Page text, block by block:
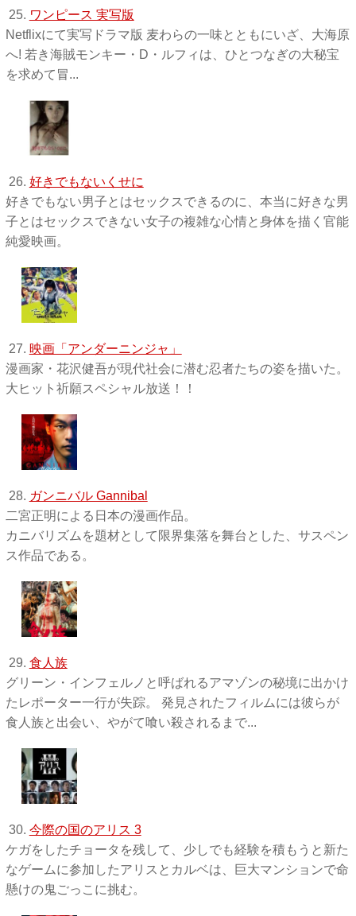
25. ワンピース 実写版
Netflixにて実写ドラマ版 麦わらの一味とともにいざ、大海原
へ! 若き海賊モンキー・D・ルフィは、ひとつなぎの大秘宝
を求めて冒...
26. 好きでもないくせに
好きでもない男子とはセックスできるのに、本当に好きな男
子とはセックスできない女子の複雑な心情と身体を描く官能
純愛映画。
27. 映画「アンダーニンジャ」
漫画家・花沢健吾が現代社会に潜む忍者たちの姿を描いた。
大ヒット祈願スペシャル放送！！
28. ガンニバル Gannibal
二宮正明による日本の漫画作品。
カニバリズムを題材として限界集落を舞台とした、サスペン
ス作品である。
29. 食人族
グリーン・インフェルノと呼ばれるアマゾンの秘境に出かけ
たレポーター一行が失踪。 発見されたフィルムには彼らが
食人族と出会い、やがて喰い殺されるまで...
30. 今際の国のアリス 3
ケガをしたチョータを残して、少しでも経験を積もうと新た
なゲームに参加したアリスとカルベは、巨大マンションで命
懸けの鬼ごっこに挑む。